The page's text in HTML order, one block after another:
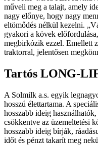
műveli meg a talajt, amely
nagy előnye, hogy nagy
eltömődés nélkül kezelni.
gyakori a kövek
megbirkózik ezzel. Emellett
traktorral, jelentősen
Tartós LONG-
A Solmilk a.s. egyik
hosszú élettartama. A
hosszabb ideig
csökkentve az üzemeltetési
hosszabb ideig bírják,
időt és pénzt takarít meg